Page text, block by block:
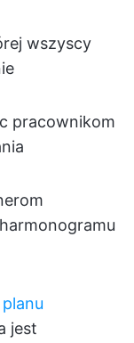
wszyscy
pracownikom
jest